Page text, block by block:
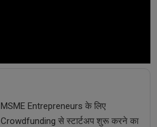
MSME Entrepreneurs के लिए
Crowdfunding से स्टार्टअप शुरू करने का